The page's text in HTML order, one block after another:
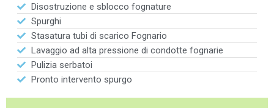
Disostruzione e sblocco fognature
Spurghi
Stasatura tubi di scarico Fognario
Lavaggio ad alta pressione di condotte fognarie
Pulizia serbatoi
Pronto intervento spurgo